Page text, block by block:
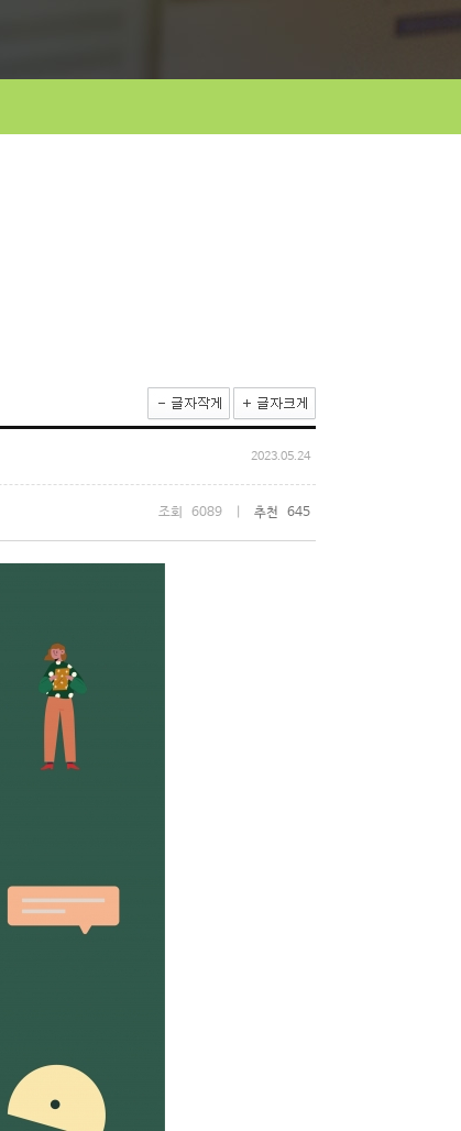
2023.05.24
조회 6089 | 추천 645